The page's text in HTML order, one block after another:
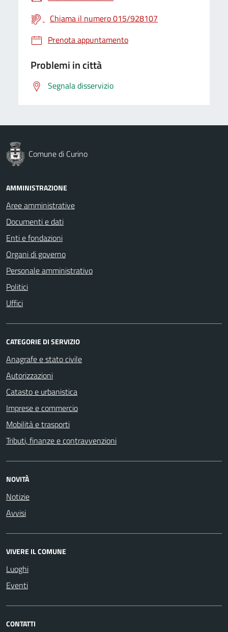
Chiama il numero 015/928107
Prenota appuntamento
Problemi in città
Segnala disservizio
Comune di Curino
AMMINISTRAZIONE
Aree amministrative
Documenti e dati
Enti e fondazioni
Organi di governo
Personale amministrativo
Politici
Uffici
CATEGORIE DI SERVIZIO
Anagrafe e stato civile
Autorizzazioni
Catasto e urbanistica
Imprese e commercio
Mobilità e trasporti
Tributi, finanze e contravvenzioni
NOVITÀ
Notizie
Avvisi
VIVERE IL COMUNE
Luoghi
Eventi
CONTATTI